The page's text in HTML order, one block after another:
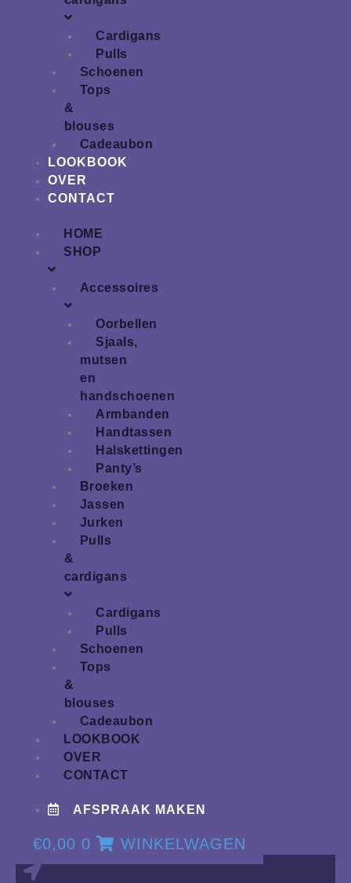
Cardigans
Pulls
Schoenen
Tops
&
blouses
Cadeaubon
LOOKBOOK
OVER
CONTACT
HOME
SHOP
Accessoires
Oorbellen
Sjaals,
mutsen
en
handschoenen
Armbanden
Handtassen
Halskettingen
Panty’s
Broeken
Jassen
Jurken
Pulls
&
cardigans
Cardigans
Pulls
Schoenen
Tops
&
blouses
Cadeaubon
LOOKBOOK
OVER
CONTACT
AFSPRAAK MAKEN
€0,00 0 WINKELWAGEN